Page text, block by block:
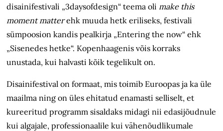
disainifestivali „3daysofdesign“ teema oli make this
moment matterehk muuda hetk eriliseks, festivali
sümpoosion kandis pealkirja „Entering the now“ ehk
„Sisenedes hetke“. Kopenhaagenis võis korraks
unustada, kui halvasti kõik tegelikult on.
Disainifestival on formaat, mis toimib Euroopas ja ka üle
maailma ning on üles ehitatud enamasti selliselt, et
kureeritud programm sisaldaks midagi nii edasijõudnule
kui algajale, professionaalile kui vähenõudlikumale